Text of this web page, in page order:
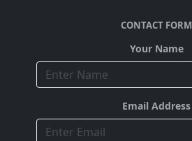
CONTACT FORM
Your Name
Email Address